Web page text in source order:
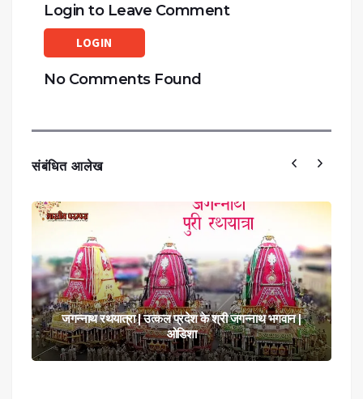
Login to Leave Comment
LOGIN
No Comments Found
संबंधित आलेख
रामदेव जयंती | लोकदेवता रामदेव जी पीर